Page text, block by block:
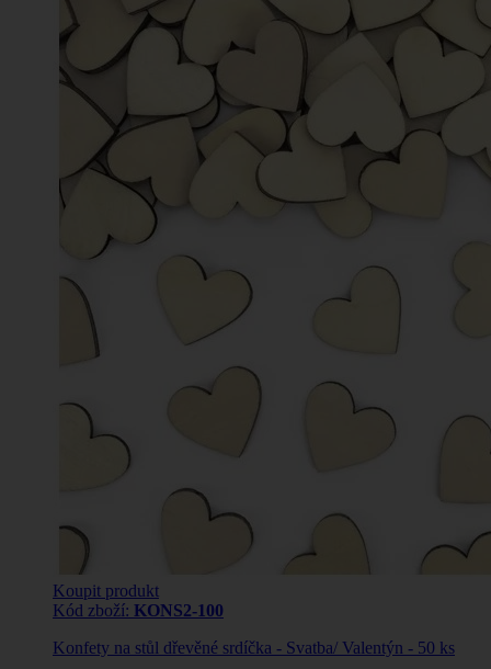
Koupit produkt
Kód zboží: KONS2-100
Konfety na stůl dřevěné srdíčka - Svatba/ Valentýn - 50 ks